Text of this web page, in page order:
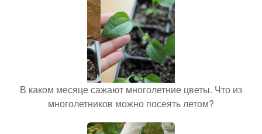
В каком месяце сажают многолетние цветы. Что из
многолетников можно посеять летом?